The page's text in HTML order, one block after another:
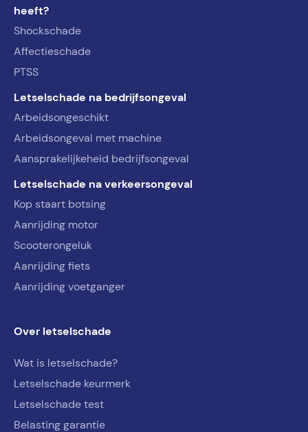
heeft?
Shockschade
Affectieschade
PTSS
Letselschade na bedrijfsongeval
Arbeidsongeschikt
Arbeidsongeval met machine
Aansprakelijkeheid bedrijfsongeval
Letselschade na verkeersongeval
Kop staart botsing
Aanrijding motor
Scooterongeluk
Aanrijding fiets
Aanrijding voetganger
Over letselschade
Wat is letselschade?
Letselschade keurmerk
Letselschade test
Belasting garantie